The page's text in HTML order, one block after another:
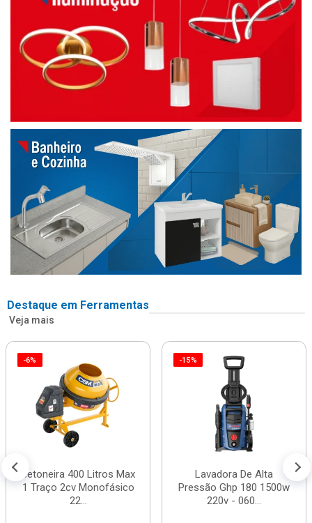
Destaque em Ferramentas
Veja mais
-6%
Betoneira 400 Litros Max
1 Traço 2cv Monofásico
22...
-15%
Lavadora De Alta
Pressão Ghp 180 1500w
220v - 060...